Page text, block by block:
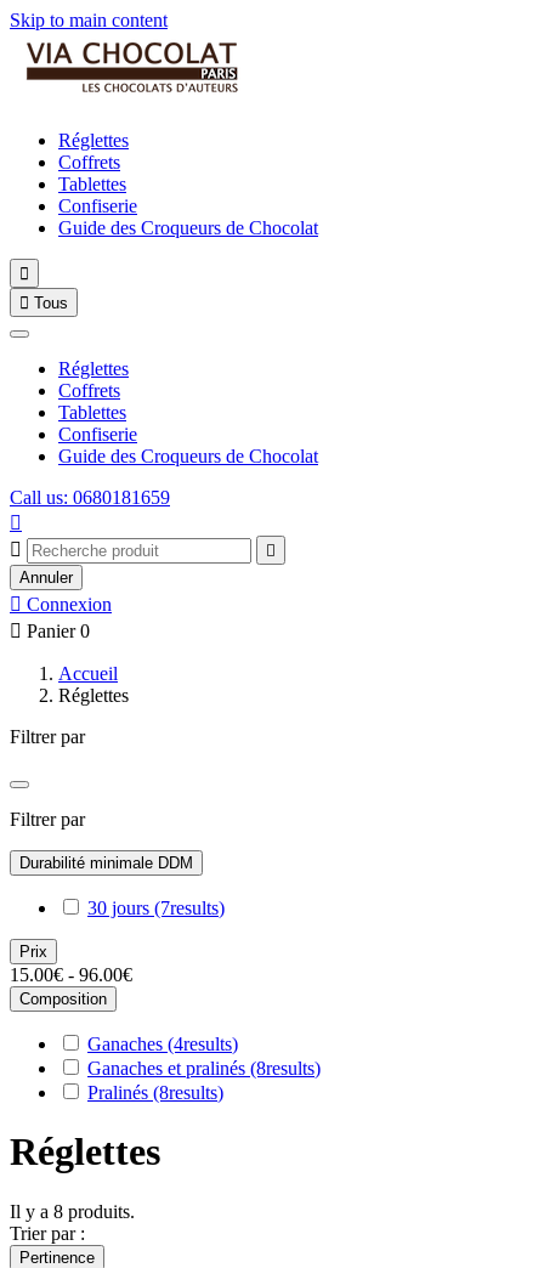
Skip to main content
Réglettes
Coffrets
Tablettes
Confiserie
Guide des Croqueurs de Chocolat

 Tous
Réglettes
Coffrets
Tablettes
Confiserie
Guide des Croqueurs de Chocolat
Call us: 0680181659



Annuler
 Connexion
 Panier 0
Accueil
Réglettes
Filtrer par
Filtrer par
Durabilité minimale DDM
30 jours (7results)
Prix
15.00€ - 96.00€
Composition
Ganaches (4results)
Ganaches et pralinés (8results)
Pralinés (8results)
Réglettes
Il y a 8 produits.
Trier par :
Pertinence